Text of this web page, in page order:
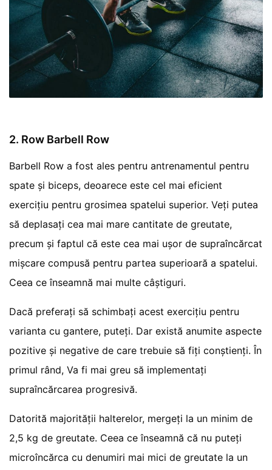
2. Row Barbell Row
Barbell Row a fost ales pentru antrenamentul pentru
spate și biceps, deoarece este cel mai eficient
exercițiu pentru grosimea spatelui superior. Veți putea
să deplasați cea mai mare cantitate de greutate,
precum și faptul că este cea mai ușor de supraîncărcat
mișcare compusă pentru partea superioară a spatelui.
Ceea ce înseamnă mai multe câștiguri.
Dacă preferați să schimbați acest exercițiu pentru
varianta cu gantere, puteți. Dar există anumite aspecte
pozitive și negative de care trebuie să fiți conștienți. În
primul rând, Va fi mai greu să implementați
supraîncărcarea progresivă.
Datorită majorității halterelor, mergeți la un minim de
2,5 kg de greutate. Ceea ce înseamnă că nu puteți
microîncărca cu denumiri mai mici de greutate la un